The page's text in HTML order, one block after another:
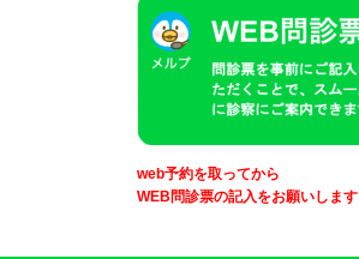
web予約を取ってから
WEB問診票の記入をお願いします